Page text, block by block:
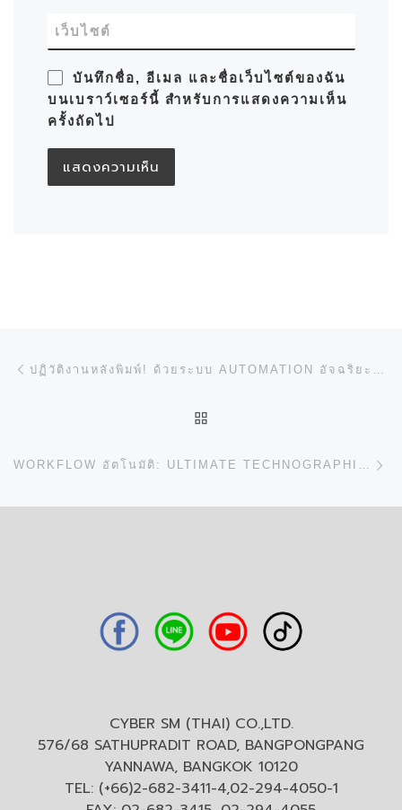
เว็บไซต์
บันทึกชื่อ, อีเมล และชื่อเว็บไซต์ของฉัน
บนเบราว์เซอร์นี้ สำหรับการแสดงความเห็น
ครั้งถัดไป
การนำทางของเรื่อง
WORKFLOW อัตโนมัติ: ULTIMATE TECHNOGRAPHICS และ HORIZON ICE LINK
CYBER SM (THAI) CO.,LTD.
576/68 SATHUPRADIT ROAD, BANGPONGPANG
YANNAWA, BANGKOK 10120
TEL: (+66)2-682-3411-4,02-294-4050-1